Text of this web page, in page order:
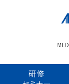
研修